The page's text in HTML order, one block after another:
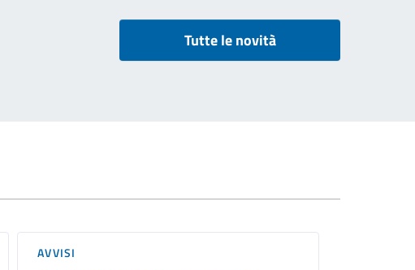
Tutte le novità
AVVISI